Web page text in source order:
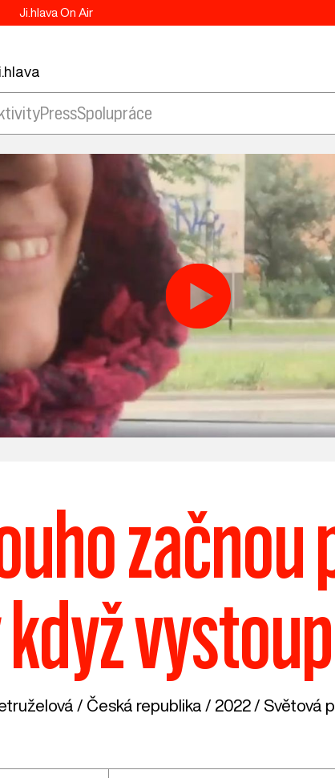
Ji.hlava On Air
PressSpolupráce
začnou
/ Česká republika / 2022 / Světová